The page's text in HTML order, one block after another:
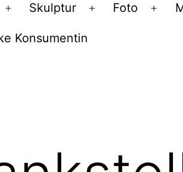
Menü
öffnen
Skulptur
Menü
Foto
Konsumentin